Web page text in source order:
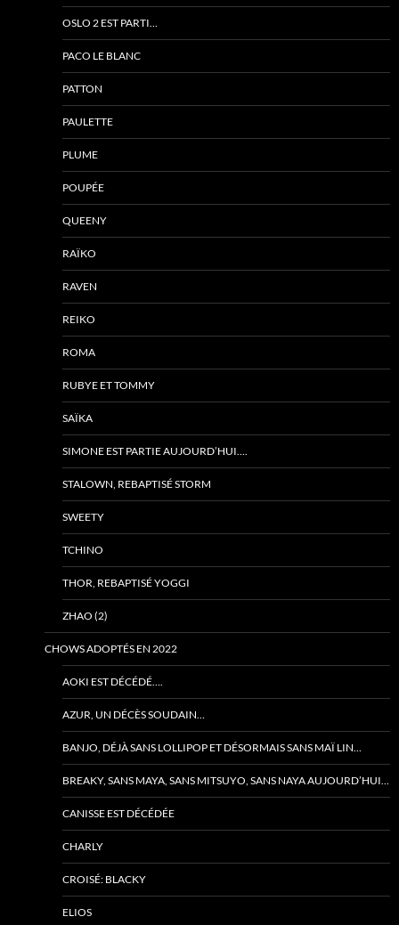
OSLO 2 EST PARTI…
PACO LE BLANC
PATTON
PAULETTE
PLUME
POUPÉE
QUEENY
RAÏKO
RAVEN
REIKO
ROMA
RUBYE ET TOMMY
SAÏKA
SIMONE EST PARTIE AUJOURD’HUI….
STALOWN, REBAPTISÉ STORM
SWEETY
TCHINO
THOR, REBAPTISÉ YOGGI
ZHAO (2)
CHOWS ADOPTÉS EN 2022
AOKI EST DÉCÉDÉ….
AZUR, UN DÉCÈS SOUDAIN…
BANJO, DÉJÀ SANS LOLLIPOP ET DÉSORMAIS SANS MAÏ LIN…
BREAKY, SANS MAYA, SANS MITSUYO, SANS NAYA AUJOURD’HUI…
CANISSE EST DÉCÉDÉE
CHARLY
CROISÉ: BLACKY
ELIOS